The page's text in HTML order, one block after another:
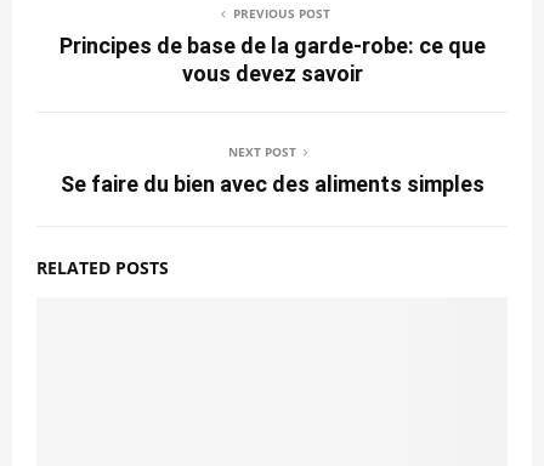
PREVIOUS POST
Principes de base de la garde-robe: ce que
vous devez savoir
NEXT POST
Se faire du bien avec des aliments simples
RELATED POSTS